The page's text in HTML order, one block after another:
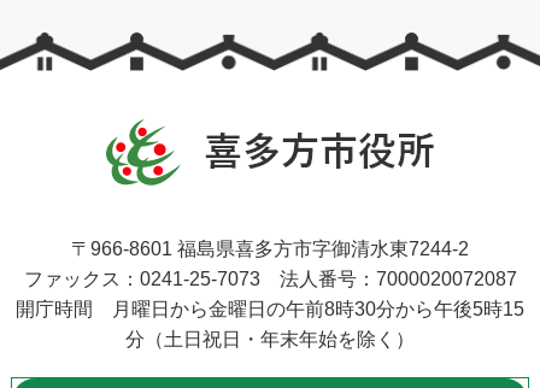
〒966-8601 福島県喜多方市字御清水東7244-2
ファックス：0241-25-7073 法人番号：7000020072087
開庁時間 月曜日から金曜日の午前8時30分から午後5時15
分（土日祝日・年末年始を除く）